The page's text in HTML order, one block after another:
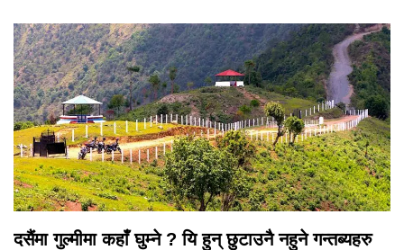
दसैंमा गुल्मीमा कहाँ घुम्ने ? यि हुन् छुटाउनै नहुने गन्तब्यहरु